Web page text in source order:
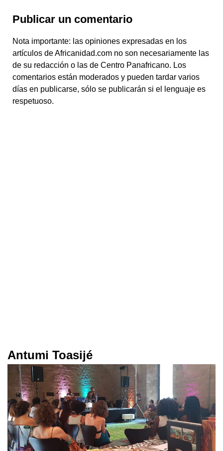
Publicar un comentario
Nota importante: las opiniones expresadas en los
artículos de Africanidad.com no son necesariamente las
de su redacción o las de Centro Panafricano. Los
comentarios están moderados y pueden tardar varios
días en publicarse, sólo se publicarán si el lenguaje es
respetuoso.
Antumi Toasijé